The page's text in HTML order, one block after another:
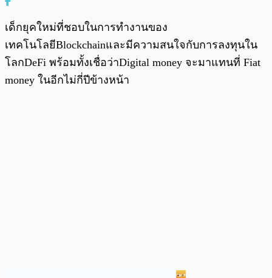
เด็กยุคใหม่ที่ชอบในการทำงานของ
เทคโนโลยีBlockchainและมีความสนใจกับการลงทุนใน
โลกDeFi พร้อมทั้งเชื่อว่าDigital money จะมาแทนที่ Fiat
money ในอีกไม่กี่ปีข้างหน้า